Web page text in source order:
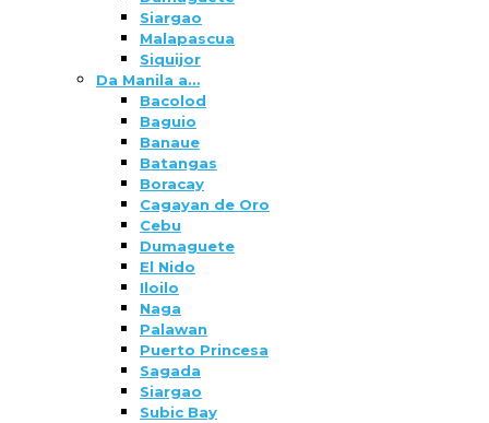
Siargao
Malapascua
Siquijor
Da Manila a…
Bacolod
Baguio
Banaue
Batangas
Boracay
Cagayan de Oro
Cebu
Dumaguete
El Nido
Iloilo
Naga
Palawan
Puerto Princesa
Sagada
Siargao
Subic Bay